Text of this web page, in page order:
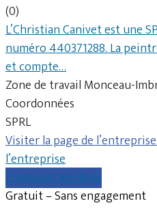
(0)
L’Christian Canivet est une
numéro 440371288. La
et compte…
Zone de travail Monceau-
Coordonnées
SPRL
Visiter la page de
l’entreprise
Comparer les devis
Gratuit – Sans engagement